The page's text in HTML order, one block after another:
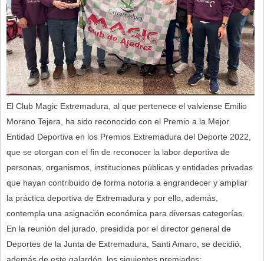
El Club Magic Extremadura, al que pertenece el valviense Emilio
Moreno Tejera, ha sido reconocido con el Premio a la Mejor
Entidad Deportiva en los Premios Extremadura del Deporte 2022,
que se otorgan con el fin de reconocer la labor deportiva de
personas, organismos, instituciones públicas y entidades privadas
que hayan contribuido de forma notoria a engrandecer y ampliar
la práctica deportiva de Extremadura y por ello, además,
contempla una asignación económica para diversas categorías.
En la reunión del jurado, presidida por el director general de
Deportes de la Junta de Extremadura, Santi Amaro, se decidió,
además de este galardón, los siguientes premiados: